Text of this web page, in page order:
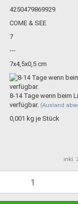
4250479869929
COME & SEE
7
---
7x4,5x0,5 cm
8-14 Tage wenn beim
verfügbar. (Ausland
0,001 kg je Stück
inkl.